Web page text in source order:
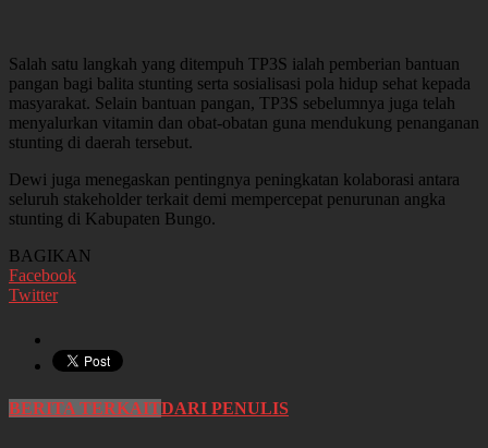
Salah satu langkah yang ditempuh TP3S ialah pemberian bantuan
pangan bagi balita stunting serta sosialisasi pola hidup sehat kepada
masyarakat. Selain bantuan pangan, TP3S sebelumnya juga telah
menyalurkan vitamin dan obat-obatan guna mendukung penanganan
stunting di daerah tersebut.
Dewi juga menegaskan pentingnya peningkatan kolaborasi antara
seluruh stakeholder terkait demi mempercepat penurunan angka
stunting di Kabupaten Bungo.
BAGIKAN
Facebook
Twitter
BERITA TERKAITDARI PENULIS